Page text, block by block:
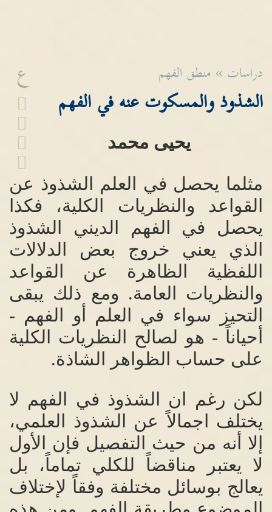
ع دراسات » منطق الفهم
الشذوذ والمسكوت عنه في الفهم
يحيى محمد
مثلما يحصل في العلم الشذوذ عن
القواعد والنظريات الكلية، فكذا
يحصل في الفهم الديني الشذوذ
الذي يعني خروج بعض الدلالات
اللفظية الظاهرة عن القواعد
والنظريات العامة. ومع ذلك يبقى
التحيز سواء في العلم أو الفهم -
أحياناً - هو لصالح النظريات الكلية
على حساب الظواهر الشاذة.
لكن رغم ان الشذوذ في الفهم لا
يختلف اجمالاً عن الشذوذ العلمي،
إلا أنه من حيث التفصيل فإن الأول
لا يعتبر مناقضاً للكلي تماماً، بل
يعالج بوسائل مختلفة وفقاً لإختلاف